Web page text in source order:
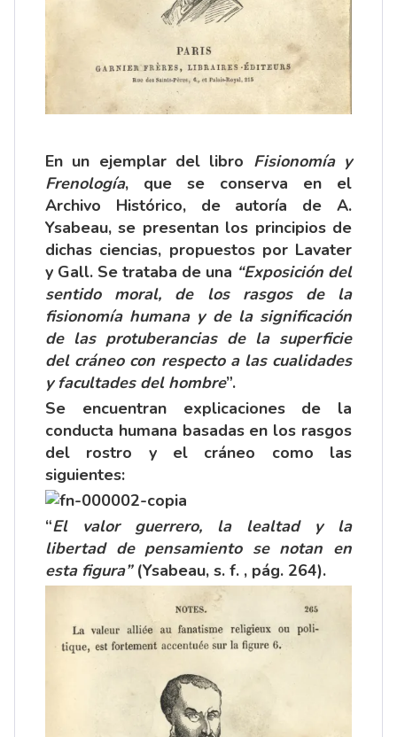
En un ejemplar del libro Fisionomía y
Frenología, que se conserva en el
Archivo Histórico, de autoría de A.
Ysabeau, se presentan los principios de
dichas ciencias, propuestos por Lavater
y Gall. Se trataba de una “Exposición del
sentido moral, de los rasgos de la
fisionomía humana y de la significación
de las protuberancias de la superficie
del cráneo con respecto a las cualidades
y facultades del hombre”.
Se encuentran explicaciones de la
conducta humana basadas en los rasgos
del rostro y el cráneo como las
siguientes:
“El valor guerrero, la lealtad y la
libertad de pensamiento se notan en
esta figura”(Ysabeau, s. f. , pág. 264).